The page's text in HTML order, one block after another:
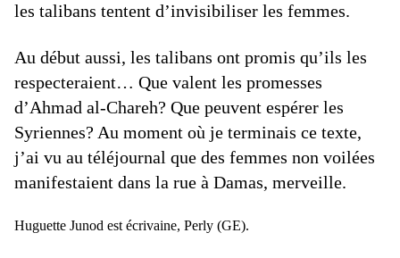
les talibans tentent d’invisibiliser les femmes.
Au début aussi, les talibans ont promis qu’ils les
respecteraient… Que valent les promesses
d’Ahmad al-Chareh? Que peuvent espérer les
Syriennes? Au moment où je terminais ce texte,
j’ai vu au téléjournal que des femmes non voilées
manifestaient dans la rue à Damas, merveille.
Huguette Junod est écrivaine, Perly (GE).